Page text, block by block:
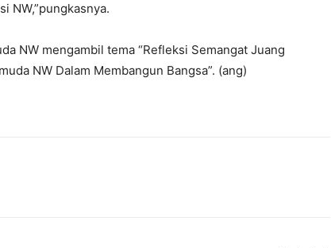
NW,”pungkasnya.
NW mengambil tema “Refleksi Semangat Juang
NW Dalam Membangun Bangsa”. (ang)